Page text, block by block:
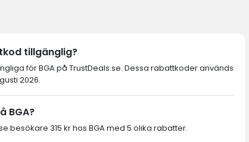
tillgänglig?
för BGA på TrustDeals.se. Dessa rabattkoder används
2026.
BGA?
besökare 315 kr hos BGA med 5 olika rabatter.